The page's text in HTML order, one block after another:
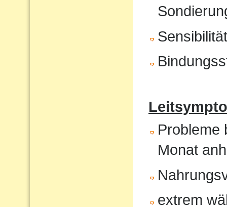
Probleme
Monat
extrem